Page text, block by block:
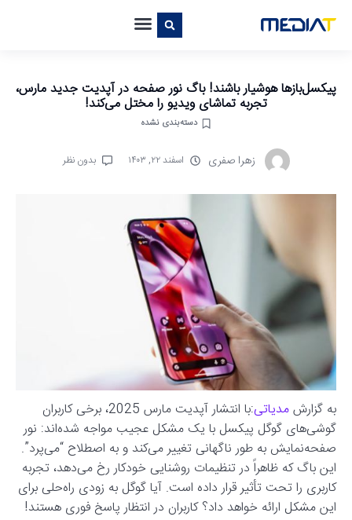
پیکسل‌بازها هوشیار باشند! باگ نور صفحه در آپدیت جدید مارس،
تجربه تماشای ویدیو را مختل می‌کند!
دسته‌بندی نشده
زهرا صفری اسفند ۲۲, ۱۴۰۳ بدون نظر
به گزارشمدیاتی
:با انتشار آپدیت مارس 2025، برخی کاربران
گوشی‌های گوگل پیکسل با یک مشکل عجیب مواجه شده‌اند: نور
صفحه‌نمایش به طور ناگهانی تغییر می‌کند و به اصطلاح “می‌پرد”.
این باگ که ظاهراً در تنظیمات روشنایی خودکار رخ می‌دهد، تجربه
کاربری را تحت تأثیر قرار داده است. آیا گوگل به زودی راه‌حلی برای
این مشکل ارائه خواهد داد؟ کاربران در انتظار پاسخ فوری هستند!